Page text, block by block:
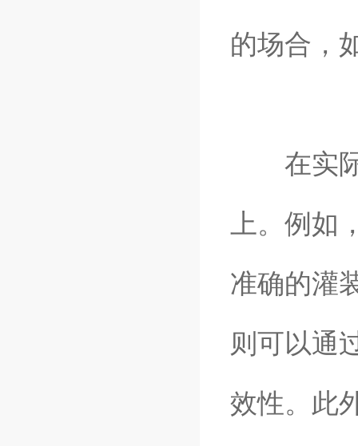
的场合，
在实际
上。例
准确的灌
则可以通
效性。此